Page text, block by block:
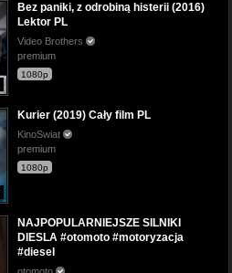
Bez paniki, z odrobiną histerii (2016)
Lektor PL
Video Brothers
premium
1080p
Kurier (2019) Cały film PL
KinoSwiat
premium
1080p
NAJPOPULARNIEJSZE SILNIKI
DIESLA #otomoto #motoryzacja
#diesel